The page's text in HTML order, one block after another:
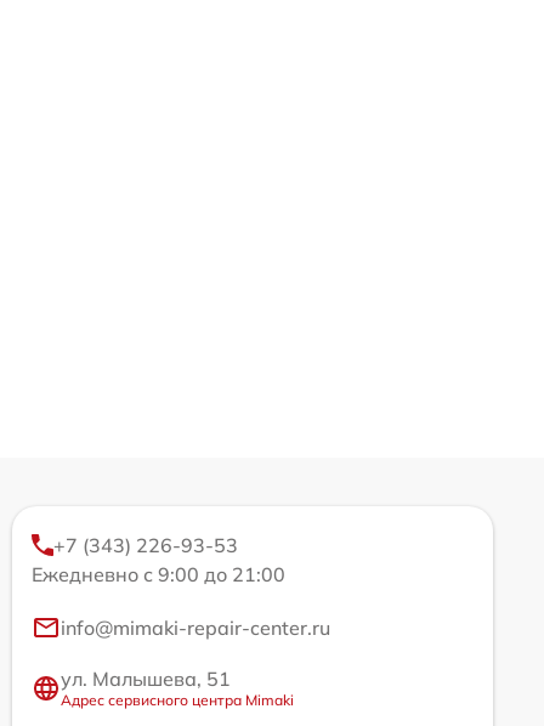
+7 (343) 226-93-53
Ежедневно с 9:00 до 21:00
info@mimaki-repair-center.ru
ул. Малышева, 51
Адрес сервисного центра Mimaki